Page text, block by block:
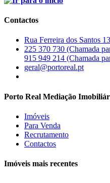
Contactos
Rua Ferreira dos Santos
225 370 730 (Chamada
915 949 214 (Chamada
geral@portoreal.pt
Porto Real Mediação
Imóveis
Para Venda
Recrutamento
Contactos
Imóveis mais recentes